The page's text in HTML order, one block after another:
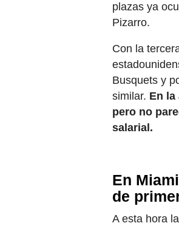
plazas ya
Pizarro.
Con la
Busquets y
similar. En la
pero no
salarial.
En
de
A esta hora